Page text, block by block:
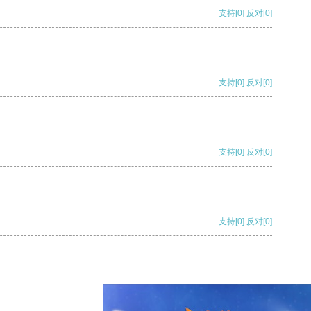
支持[0] 反对[0]
支持[0] 反对[0]
支持[0] 反对[0]
支持[0] 反对[0]